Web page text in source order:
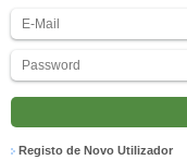
Registo de Novo Utilizador